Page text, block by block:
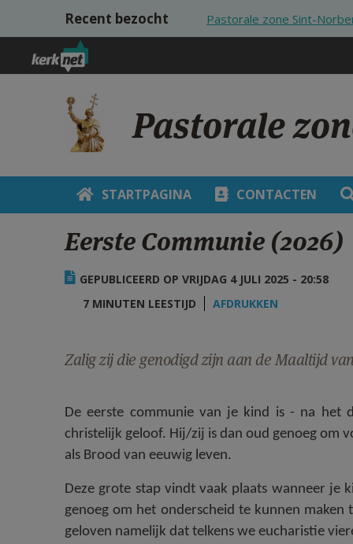
Overslaan en naar de inhoud gaan
Recent bezocht Pastorale zone Sint-
Pastorale
STARTPAGINA CONTACTEN
Eerste Communie (2026)
GEPUBLICEERD OP VRIJDAG 4 JULI 2025 - 20:58
7 MINUTEN LEESTIJD
AFDRUKKEN
Zalig zij die genodigd zijn aan de Maaltijd
De eerste communie van je kind is - na
christelijk geloof. Hij/zij is dan oud genoeg om
als Brood van eeuwig leven.
Deze grote stap vindt vaak plaats wanneer je
genoeg om het onderscheid te kunnen
geloven namelijk dat telkens we eucharistie